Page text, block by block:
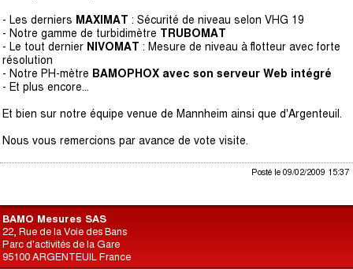
- Les derniers MAXIMAT : Sécurité de niveau selon VHG 19
- Notre gamme de turbidimètre TRUBOMAT
- Le tout dernier NIVOMAT : Mesure de niveau à flotteur avec forte
résolution
- Notre PH-mètre BAMOPHOX avec son serveur Web intégré
- Et plus encore...
Et bien sur notre équipe venue de Mannheim ainsi que d'Argenteuil.
Nous vous remercions par avance de vote visite.
Posté le 09/02/2009 15:37
BAMO Mesures SAS
22, Rue de la Voie des Bans
Parc d'activités de la Gare
95100 ARGENTEUIL France